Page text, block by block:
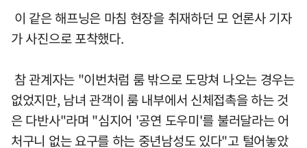
이 같은 해프닝은 마침 현장을 취재하던 모 언론사 기자
가 사진으로 포착했다.
참 관계자는 "이번처럼 룸 밖으로 도망쳐 나오는 경우는
없었지만, 남녀 관객이 룸 내부에서 신체접촉을 하는 것
은 다반사"라며 "심지어 '공연 도우미'를 불러달라는 어
처구니 없는 요구를 하는 중년남성도 있다"고 털어놓았